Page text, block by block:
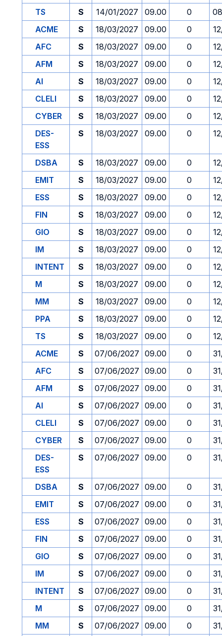
TS
S 14/01/2027 09.00 0
ACME
S 18/03/2027 09.00 0
AFC
S 18/03/2027 09.00 0
AFM
S 18/03/2027 09.00 0
AI
S 18/03/2027 09.00 0
CLELI
S 18/03/2027 09.00 0
CYBER
S 18/03/2027 09.00 0
DES-
ESS
S 18/03/2027 09.00 0
DSBA S 18/03/2027 09.00 0
EMIT
S 18/03/2027 09.00 0
ESS
S 18/03/2027 09.00 0
FIN
S 18/03/2027 09.00 0
GIO
S 18/03/2027 09.00 0
IM
S 18/03/2027 09.00 0
INTENT
S 18/03/2027 09.00 0
M
S 18/03/2027 09.00 0
MM
S 18/03/2027 09.00 0
PPA
S 18/03/2027 09.00 0
TS
S 18/03/2027 09.00 0
ACME
S 07/06/2027 09.00 0
AFC
S 07/06/2027 09.00 0
AFM
S 07/06/2027 09.00 0
AI
S 07/06/2027 09.00 0
CLELI
S 07/06/2027 09.00 0
CYBER
S 07/06/2027 09.00 0
DES-
ESS
S 07/06/2027 09.00 0
DSBA S 07/06/2027 09.00 0
EMIT
S 07/06/2027 09.00 0
ESS
S 07/06/2027 09.00 0
FIN
S 07/06/2027 09.00 0
GIO
S 07/06/2027 09.00 0
IM
S 07/06/2027 09.00 0
INTENT
S 07/06/2027 09.00 0
M
S 07/06/2027 09.00 0
MM
S 07/06/2027 09.00 0